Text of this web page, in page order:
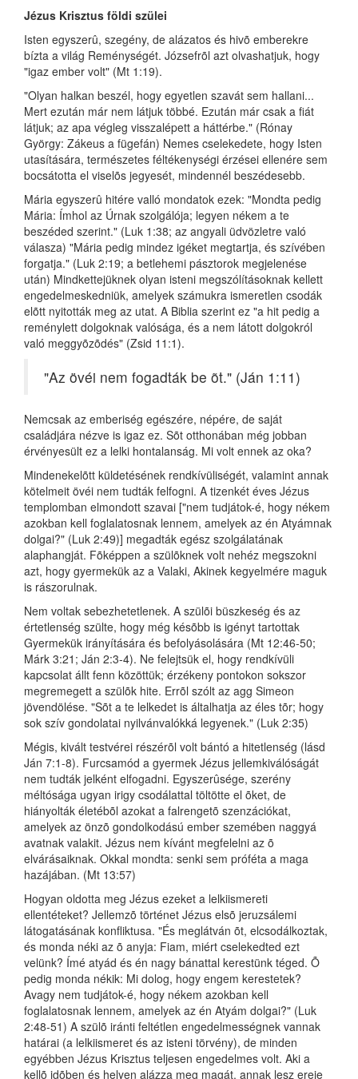
Jézus Krisztus földi szülei
Isten egyszerû, szegény, de alázatos és hivõ emberekre
bízta a világ Reménységét. Józsefrõl azt olvashatjuk, hogy
"igaz ember volt" (Mt 1:19).
"Olyan halkan beszél, hogy egyetlen szavát sem hallani...
Mert ezután már nem látjuk többé. Ezután már csak a fiát
látjuk; az apa végleg visszalépett a háttérbe." (Rónay
György: Zákeus a fügefán) Nemes cselekedete, hogy Isten
utasítására, természetes féltékenységi érzései ellenére sem
bocsátotta el viselõs jegyesét, mindennél beszédesebb.
Mária egyszerû hitére valló mondatok ezek: "Mondta pedig
Mária: Ímhol az Úrnak szolgálója; legyen nékem a te
beszéded szerint." (Luk 1:38; az angyali üdvözletre való
válasza) "Mária pedig mindez igéket megtartja, és szívében
forgatja." (Luk 2:19; a betlehemi pásztorok megjelenése
után) Mindkettejüknek olyan isteni megszólításoknak kellett
engedelmeskedniük, amelyek számukra ismeretlen csodák
elõtt nyitották meg az utat. A Biblia szerint ez "a hit pedig a
reménylett dolgoknak valósága, és a nem látott dolgokról
való meggyõzõdés" (Zsid 11:1).
"Az övéi nem fogadták be õt." (Ján 1:11)
Nemcsak az emberiség egészére, népére, de saját
családjára nézve is igaz ez. Sõt otthonában még jobban
érvényesült ez a lelki hontalanság. Mi volt ennek az oka?
Mindenekelõtt küldetésének rendkívüliségét, valamint annak
kötelmeit övéi nem tudták felfogni. A tizenkét éves Jézus
templomban elmondott szavai ["nem tudjátok-é, hogy nékem
azokban kell foglalatosnak lennem, amelyek az én Atyámnak
dolgai?" (Luk 2:49)] megadták egész szolgálatának
alaphangját. Fõképpen a szülõknek volt nehéz megszokni
azt, hogy gyermekük az a Valaki, Akinek kegyelmére maguk
is rászorulnak.
Nem voltak sebezhetetlenek. A szülõi büszkeség és az
értetlenség szülte, hogy még késõbb is igényt tartottak
Gyermekük irányítására és befolyásolására (Mt 12:46-50;
Márk 3:21; Ján 2:3-4). Ne felejtsük el, hogy rendkívüli
kapcsolat állt fenn közöttük; érzékeny pontokon sokszor
megremegett a szülõk hite. Errõl szólt az agg Simeon
jövendölése. "Sõt a te lelkedet is általhatja az éles tõr; hogy
sok szív gondolatai nyilvánvalókká legyenek." (Luk 2:35)
Mégis, kivált testvérei részérõl volt bántó a hitetlenség (lásd
Ján 7:1-8). Furcsamód a gyermek Jézus jellemkiválóságát
nem tudták jelként elfogadni. Egyszerûsége, szerény
méltósága ugyan irigy csodálattal töltötte el õket, de
hiányolták életébõl azokat a falrengetõ szenzációkat,
amelyek az önzõ gondolkodású ember szemében naggyá
avatnak valakit. Jézus nem kívánt megfelelni az õ
elvárásaiknak. Okkal mondta: senki sem próféta a maga
hazájában. (Mt 13:57)
Hogyan oldotta meg Jézus ezeket a lelkiismereti
ellentéteket? Jellemzõ történet Jézus elsõ jeruzsálemi
látogatásának konfliktusa. "És meglátván õt, elcsodálkoztak,
és monda néki az õ anyja: Fiam, miért cselekedted ezt
velünk? Ímé atyád és én nagy bánattal kerestünk téged. Õ
pedig monda nékik: Mi dolog, hogy engem kerestetek?
Avagy nem tudjátok-é, hogy nékem azokban kell
foglalatosnak lennem, amelyek az én Atyám dolgai?" (Luk
2:48-51) A szülõ iránti feltétlen engedelmességnek vannak
határai (a lelkiismeret és az isteni törvény), de minden
egyébben Jézus Krisztus teljesen engedelmes volt. Aki a
kellõ idõben és helyen alázza meg magát, annak lesz ereje